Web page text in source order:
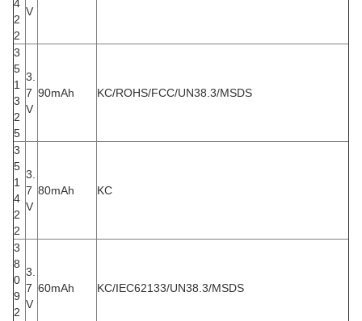
4
2
2
V
3
5
1
3
2
5
3.
7
V
90mAh KC/ROHS/FCC/UN38.3/MSDS
3
5
1
4
2
2
3.
7
V
80mAh KC
3
8
0
9
2
3.
7
V
60mAh KC/IEC62133/UN38.3/MSDS